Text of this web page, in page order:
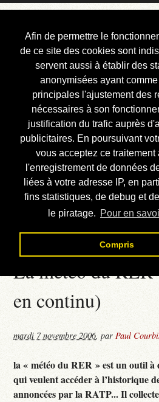
Afin de permettre le
de ce site des cookies sont
servent aussi à établir des
anonymisées ayant
principales l'ajustement des
nécessaires à son
justification du trafic auprès
publicitaires. En poursuivant
vous acceptez ce traitement
l'enregistrement de données
liées à votre adresse IP, en
fins statistiques, de debug et
le piratage. Pour en
Compris
Courbis, « LE »
Blog Officiel
Bienvenue
Réalisations
Divers (et d’été)
Annonces
Liens externes
Téléchargement
Contact
La météo du
en continu)
mardi 7 novembre 2006,parPaul
la « météo du RER » est un outil à
qui veulent accéder à l’historique
annoncées par la RATP... Il